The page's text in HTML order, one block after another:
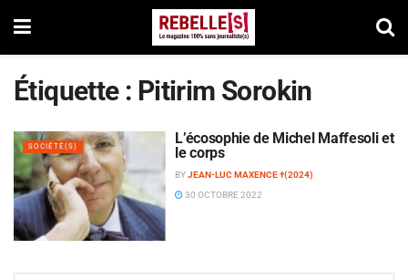
Étiquette : Pitirim Sorokin
SOCIÉTÉ(S)
L’écosophie de Michel Maffesoli et
le corps
BYJEAN-LUC MAXENCE †(2024)
30 OCTOBRE 2022